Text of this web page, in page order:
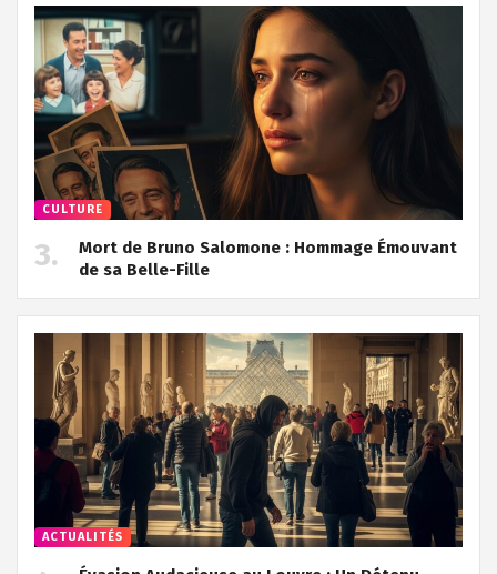
CULTURE
Mort de Bruno Salomone : Hommage Émouvant
de sa Belle-Fille
ACTUALITÉS